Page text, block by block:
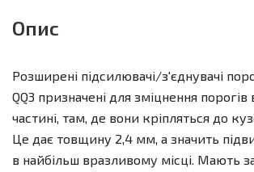
Опис
Розширені підсилювачі/з'єднувачі
QQ3 призначені для зміцнення
частині, там, де вони кріпляться до
Це дає товщину 2,4 мм, а значить
в найбільш вразливому місці. Мають